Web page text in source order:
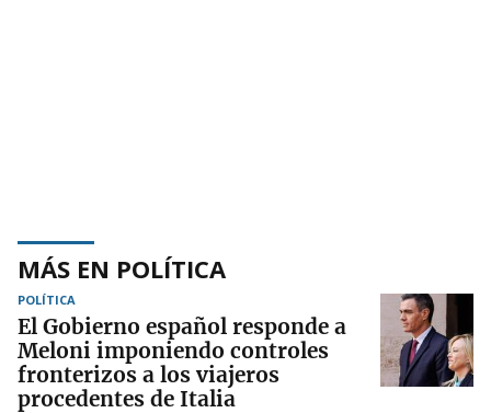
MÁS EN POLÍTICA
POLÍTICA
El Gobierno español responde a
Meloni imponiendo controles
fronterizos a los viajeros
procedentes de Italia